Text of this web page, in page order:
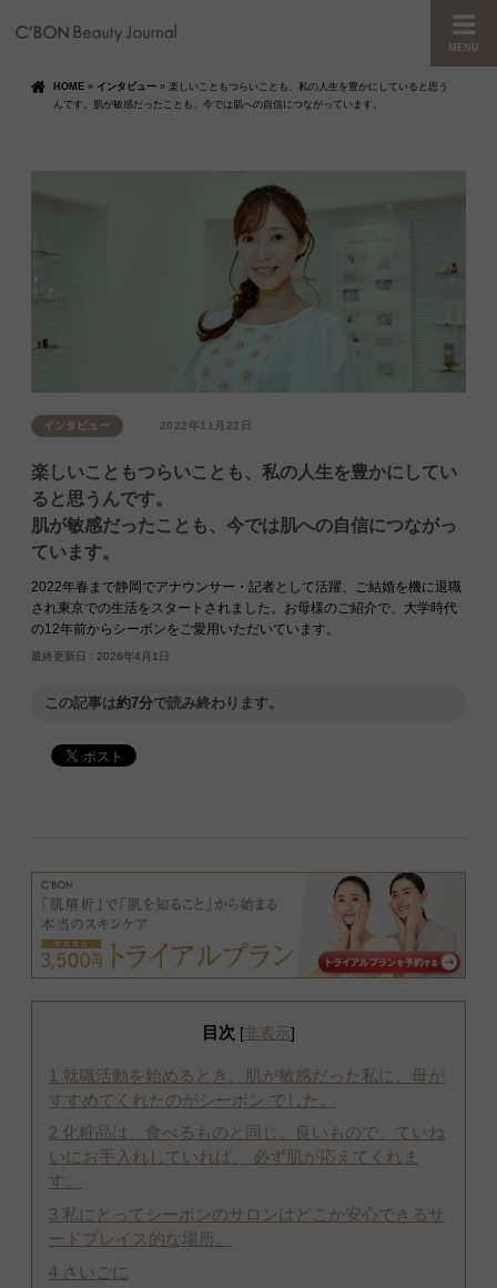
MENU
HOME » インタビュー » 楽しいこともつらいことも、私の人生を豊かにしていると思う
んです。肌が敏感だったことも、今では肌への自信につながっています。
インタビュー 2022年11月22日
楽しいこともつらいことも、私の人生を豊かにしてい
ると思うんです。
肌が敏感だったことも、今では肌への自信につながっ
ています。
2022年春まで静岡でアナウンサー・記者として活躍、ご結婚を機に退職
され東京での生活をスタートされました。お母様のご紹介で、大学時代
の12年前からシーボンをご愛用いただいています。
最終更新日 : 2026年4月1日
この記事は約7分で読み終わります。
目次 [非表示]
1 就職活動を始めるとき、肌が敏感だった私に、母が
すすめてくれたのがシーボン でした。
2 化粧品は、食べるものと同じ。良いもので、ていね
いにお手入れしていれば、 必ず肌が応えてくれま
す。
3 私にとってシーボンのサロンはどこか安心できるサ
ードプレイス的な場所。
4 さいごに